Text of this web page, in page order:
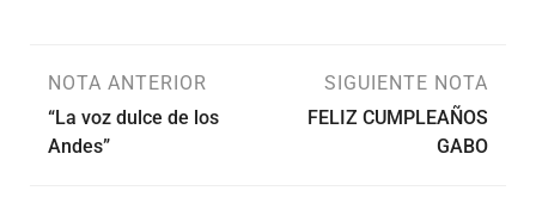
NOTA ANTERIOR
“La voz dulce de los
Andes”
SIGUIENTE NOTA
FELIZ CUMPLEAÑOS
GABO